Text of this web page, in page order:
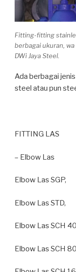
Fitting-fitting
berbagai ukuran,
DWi Jaya Steel.
Ada berbagai
steel atau pun
FITTING LAS
– Elbow Las
Elbow Las SGP,
Elbow Las STD,
Elbow Las SCH
Elbow Las SCH